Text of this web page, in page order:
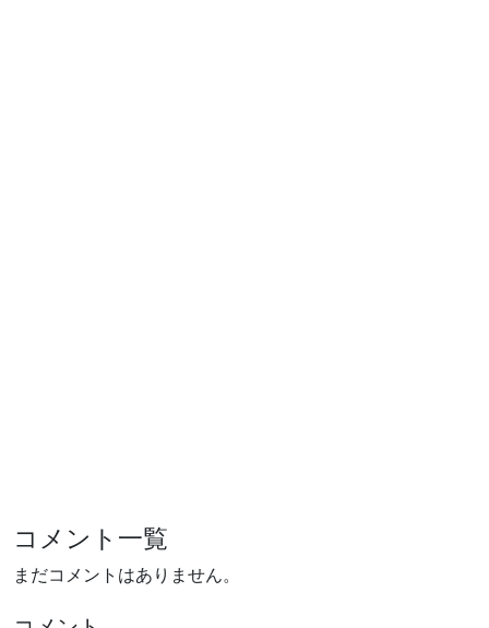
コメント一覧
まだコメントはありません。